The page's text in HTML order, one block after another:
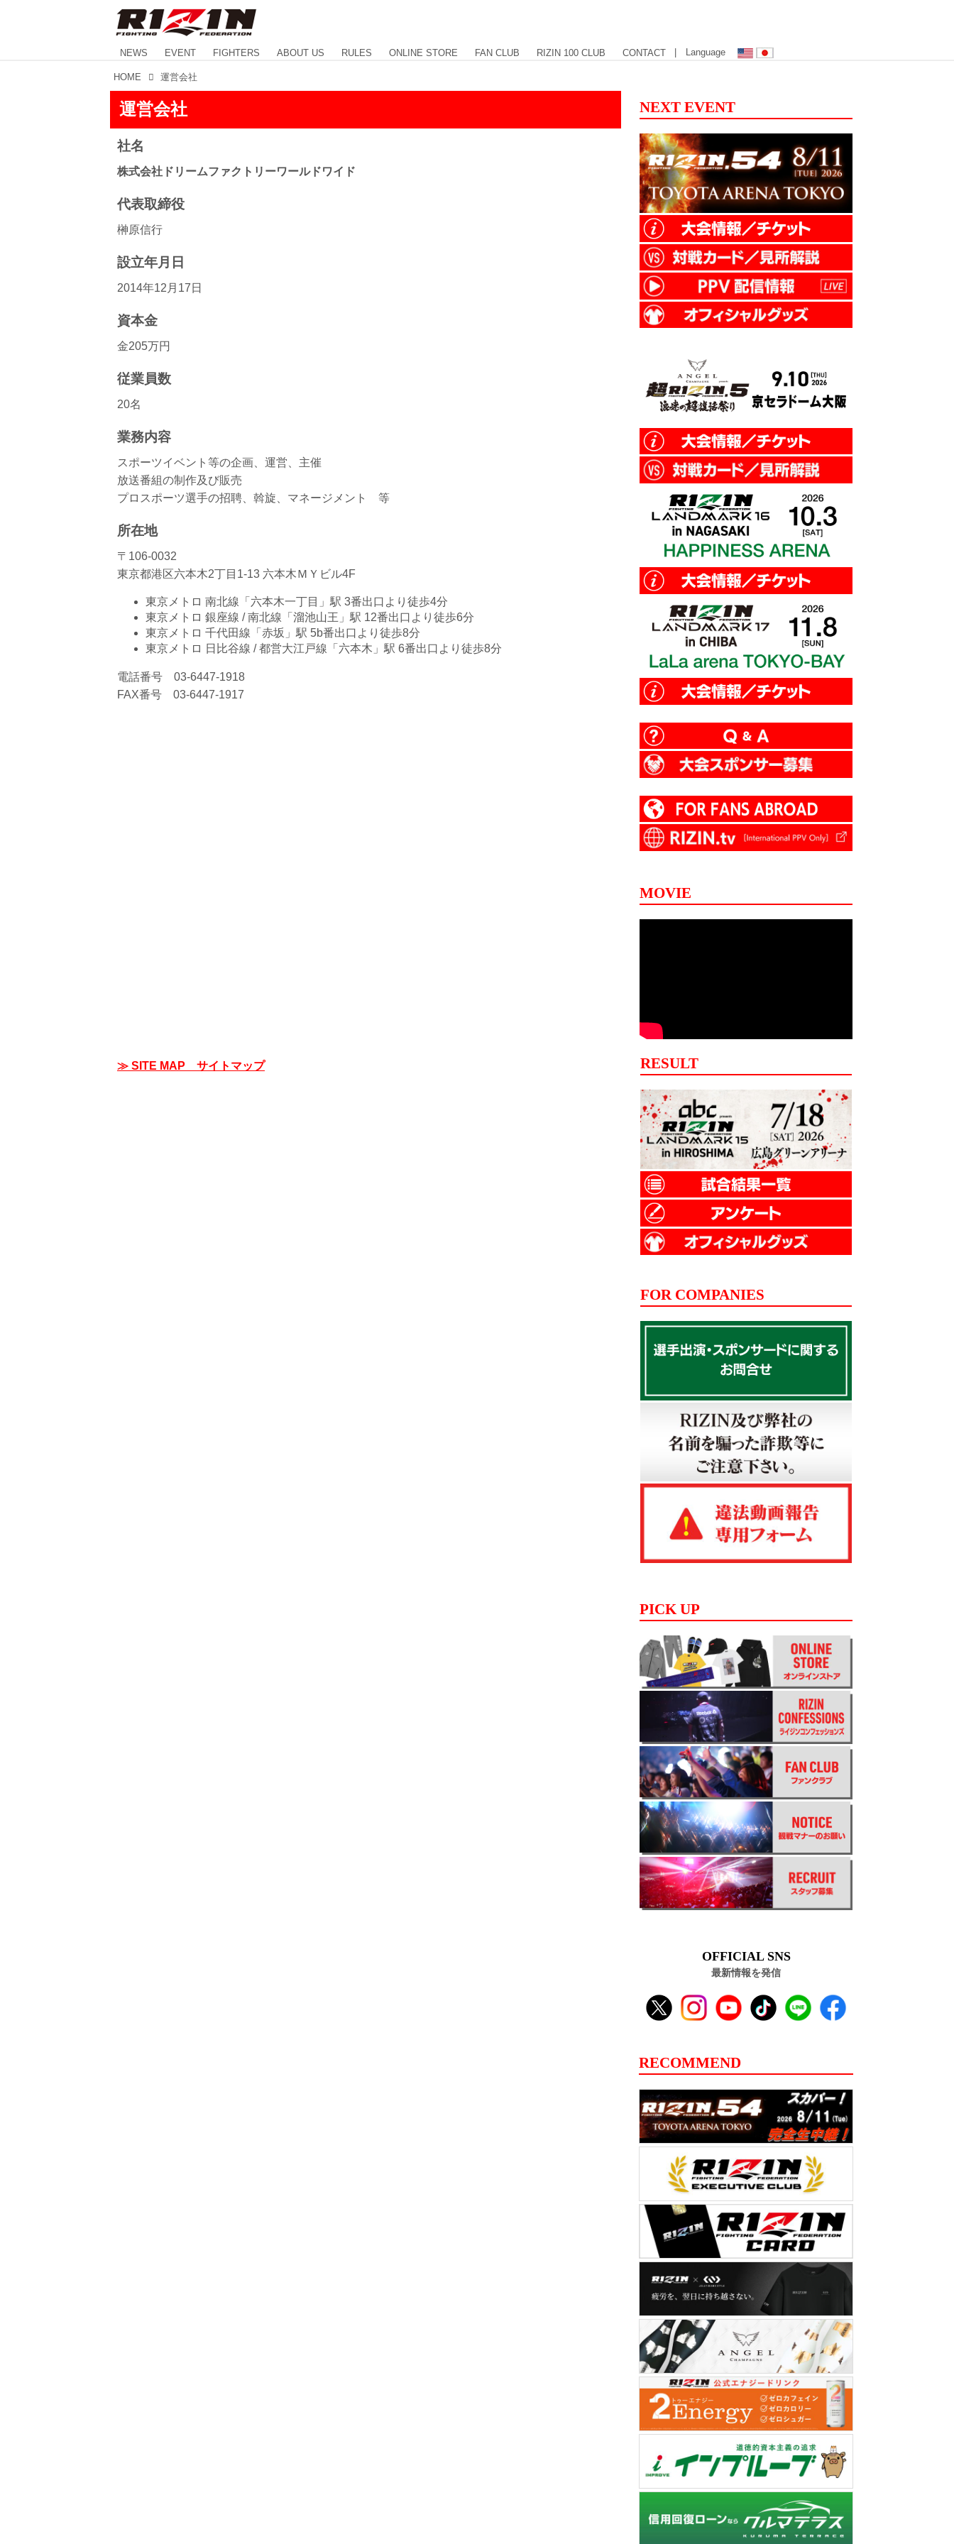
NEWS EVENT FIGHTERS ABOUT US RULES ONLINE STORE FAN CLUB RIZIN 100 CLUB CONTACT | Language
HOME 運営会社
運営会社
社名
株式会社ドリームファクトリーワールドワイド
代表取締役
榊原信行
設立年月日
2014年12月17日
資本金
金205万円
従業員数
20名
業務内容
スポーツイベント等の企画、運営、主催
放送番組の制作及び販売
プロスポーツ選手の招聘、斡旋、マネージメント 等
所在地
〒106-0032
東京都港区六本木2丁目1-13 六本木ＭＹビル4F
東京メトロ 南北線「六本木一丁目」駅 3番出口より徒歩4分
東京メトロ 銀座線 / 南北線「溜池山王」駅 12番出口より徒歩6分
東京メトロ 千代田線「赤坂」駅 5b番出口より徒歩8分
東京メトロ 日比谷線 / 都営大江戸線「六本木」駅 6番出口より徒歩8分
電話番号 03-6447-1918
FAX番号 03-6447-1917
≫ SITE MAP サイトマップ
NEXT EVENT
MOVIE
RESULT
FOR COMPANIES
PICK UP
OFFICIAL SNS
最新情報を発信
RECOMMEND